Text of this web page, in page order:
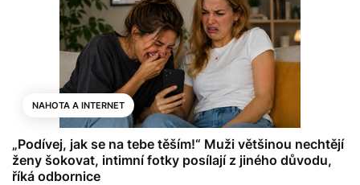
NAHOTA A INTERNET
„Podívej, jak se na tebe těším!“ Muži většinou nechtějí
ženy šokovat, intimní fotky posílají z jiného důvodu,
říká odbornice